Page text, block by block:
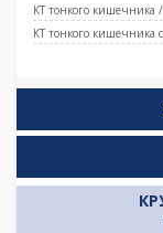
КТ тонкого кишечника
КТ тонкого кишечника